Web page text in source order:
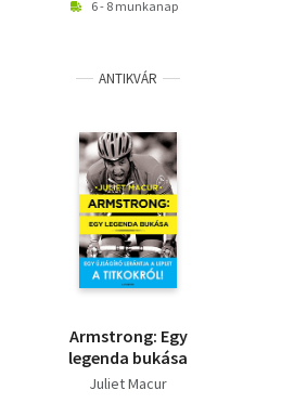
6 - 8 munkanap
ANTIKVÁR
Armstrong: Egy
legenda bukása
Juliet Macur